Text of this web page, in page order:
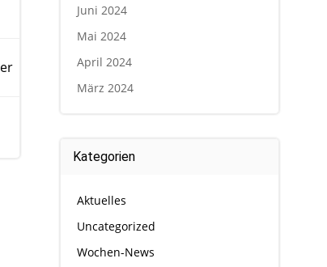
Juni 2024
Mai 2024
April 2024
März 2024
Kategorien
Aktuelles
Uncategorized
Wochen-News